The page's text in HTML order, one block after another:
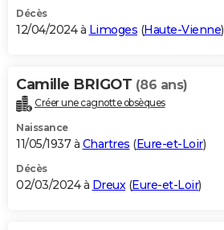
Décès
12/04/2024 à Limoges (Haute-Vienne)
Camille BRIGOT (86 ans)
Créer une cagnotte obsèques
Naissance
11/05/1937 à Chartres (Eure-et-Loir)
Décès
02/03/2024 à Dreux(Eure-et-Loir)